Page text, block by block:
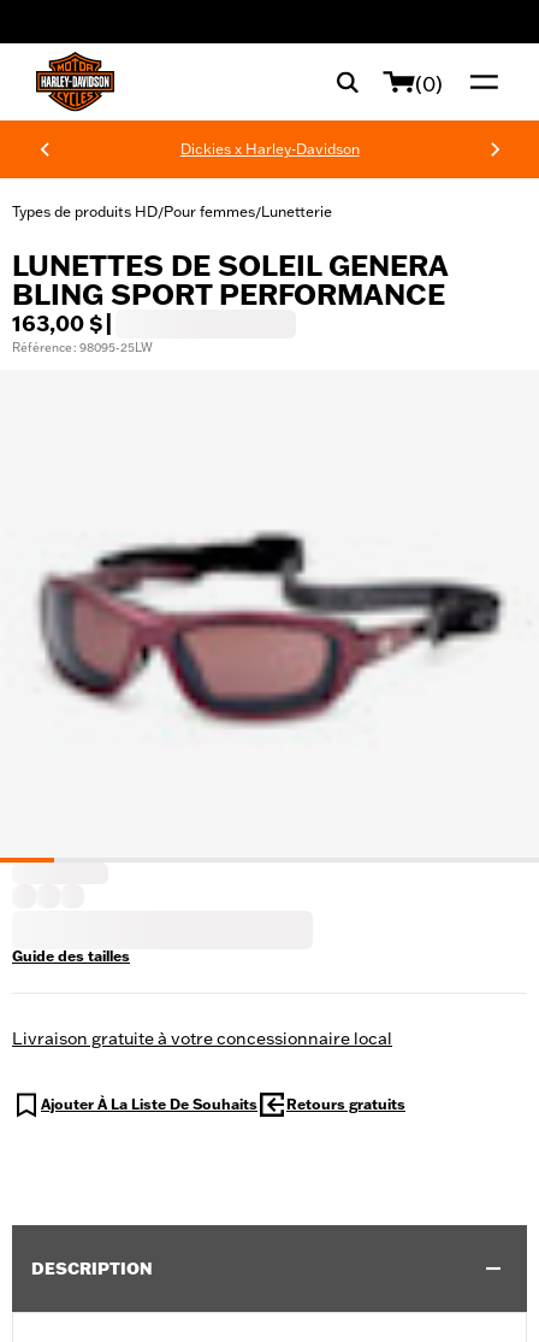
(0)
Dickies x Harley-Davidson
Types de produits HD/Pour femmes/Lunetterie
LUNETTES DE SOLEIL GENERA
BLING SPORT PERFORMANCE
163,00 $
Référence : 98095-25LW
Guide des tailles
Livraison gratuite à votre concessionnaire local
Ajouter À La Liste De Souhaits Retours gratuits
DESCRIPTION